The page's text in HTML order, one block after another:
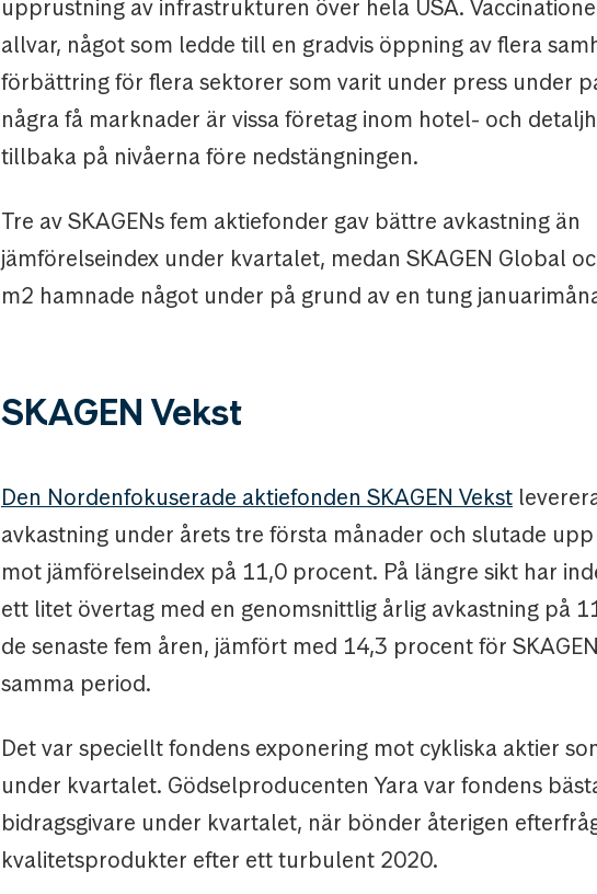
upprustning av infrastrukturen över hela USA.
allvar, något som ledde till en gradvis öppning av flera
förbättring för flera sektorer som varit under press under
några få marknader är vissa företag inom hotel- och
tillbaka på nivåerna före nedstängningen.
Tre av SKAGENs fem aktiefonder gav bättre avkastning än
jämförelseindex under kvartalet, medan SKAGEN Global
m2 hamnade något under på grund av en tung
SKAGEN Vekst
Den Nordenfokuserade aktiefonden SKAGEN Vekst
avkastning under årets tre första månader och slutade
mot jämförelseindex på 11,0 procent. På längre sikt har
ett litet övertag med en genomsnittlig årlig avkastning på
de senaste fem åren, jämfört med 14,3 procent för
samma period.
Det var speciellt fondens exponering mot cykliska aktier
under kvartalet. Gödselproducenten Yara var fondens
bidragsgivare under kvartalet, när bönder återigen
kvalitetsprodukter efter ett turbulent 2020.